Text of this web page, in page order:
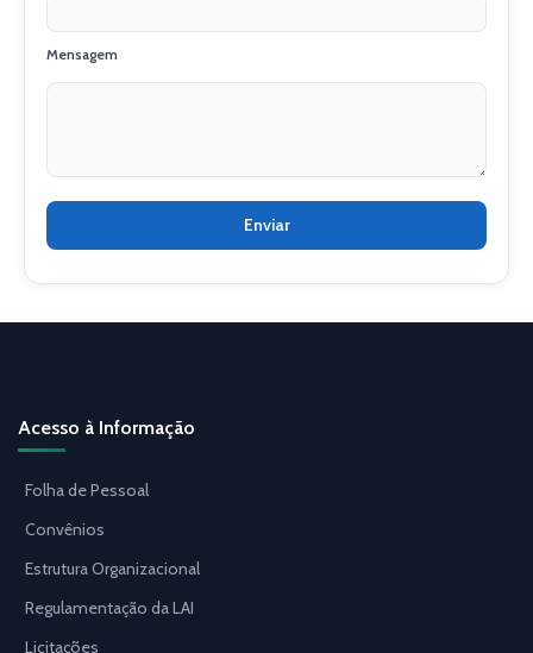
Mensagem
Acesso à Informação
Folha de Pessoal
Convênios
Estrutura Organizacional
Regulamentação da LAI
Licitações